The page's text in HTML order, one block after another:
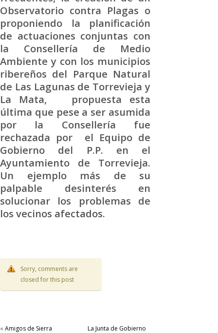
Observatorio contra Plagas o
proponiendo la planificación
de actuaciones conjuntas con
la Consellería de Medio
Ambiente y con los municipios
ribereños del Parque Natural
de Las Lagunas de Torrevieja y
La Mata, propuesta esta
última que pese a ser asumida
por la Consellería fue
rechazada por el Equipo de
Gobierno del P.P. en el
Ayuntamiento de Torrevieja.
Un ejemplo más de su
palpable desinterés en
solucionar los problemas de
los vecinos afectados.
Sorry, comments are
closed for this post
« Amigos de Sierra La Junta de Gobierno